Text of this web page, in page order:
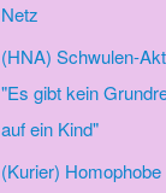
Netz
(HNA) Schwulen-
"Es gibt kein
auf ein Kind"
(Kurier) Homophobe